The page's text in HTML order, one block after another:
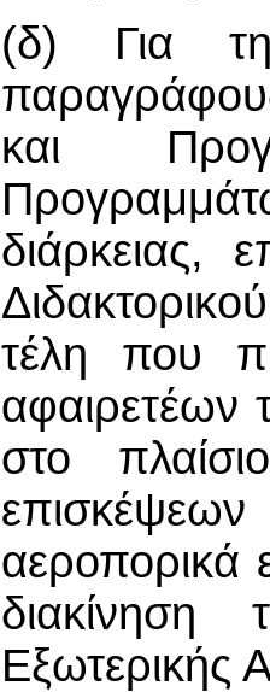
(δ) Για
και
διάρκειας,
τέλη που
αφαιρετέων
στο
αεροπορικά
Εξωτερικής